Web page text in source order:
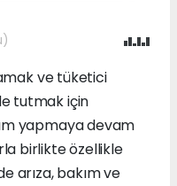
ve tüketici
tutmak için
yapmaya devam
birlikte özellikle
arıza, bakım ve